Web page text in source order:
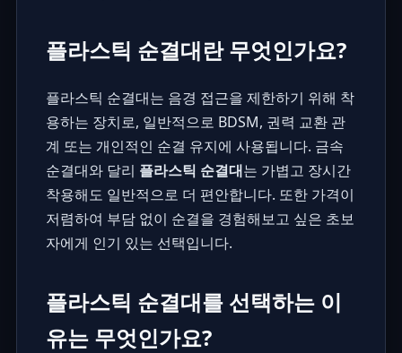
플라스틱 순결대란 무엇인가요?
플라스틱 순결대는 음경 접근을 제한하기 위해 착
용하는 장치로, 일반적으로 BDSM, 권력 교환 관
계 또는 개인적인 순결 유지에 사용됩니다. 금속
순결대와 달리 플라스틱 순결대는 가볍고 장시간
착용해도 일반적으로 더 편안합니다. 또한 가격이
저렴하여 부담 없이 순결을 경험해보고 싶은 초보
자에게 인기 있는 선택입니다.
플라스틱 순결대를 선택하는 이
유는 무엇인가요?